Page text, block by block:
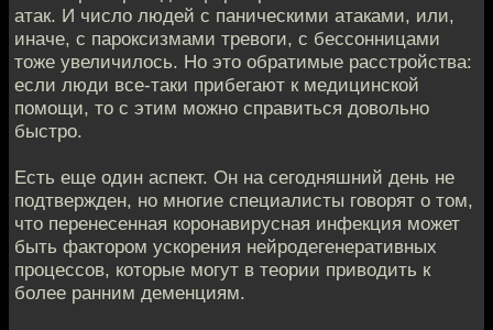
атак. И число людей с паническими атаками, или,
иначе, с пароксизмами тревоги, с бессонницами
тоже увеличилось. Но это обратимые расстройства:
если люди все-таки прибегают к медицинской
помощи, то с этим можно справиться довольно
быстро.
Есть еще один аспект. Он на сегодняшний день не
подтвержден, но многие специалисты говорят о том,
что перенесенная коронавирусная инфекция может
быть фактором ускорения нейродегенеративных
процессов, которые могут в теории приводить к
более ранним деменциям.